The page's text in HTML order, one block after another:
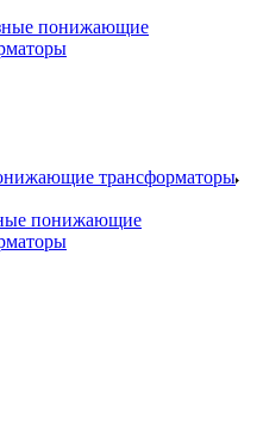
понижающие
трансформаторы
понижающие